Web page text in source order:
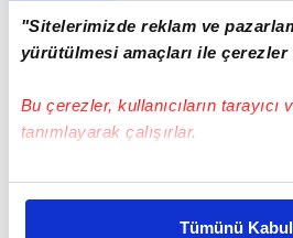
"Sitelerimizde reklam ve
yürütülmesi amaçları ile çerezler
Bu çerezler, kullanıcıların tarayıcı
tanımlayarak çalışırlar.
Bu çerezlere izin vermeniz halinde
Tümünü
#GÖZTEPE #SÜPER LİG